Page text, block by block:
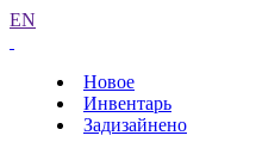
EN
Новое
Инвентарь
Задизайнено